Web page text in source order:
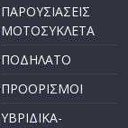
ΠΑΡΟΥΣΙΑΣΕΙΣ
ΜΟΤΟΣΥΚΛΕΤΑ
ΠΟΔΗΛΑΤΟ
ΠΡΟΟΡΙΣΜΟΙ
ΥΒΡΙΔΙΚΑ-